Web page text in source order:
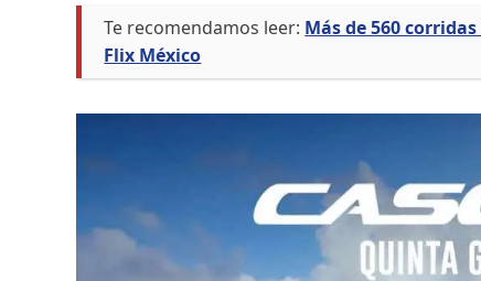
Te recomendamos leer: Más de 560
Flix México